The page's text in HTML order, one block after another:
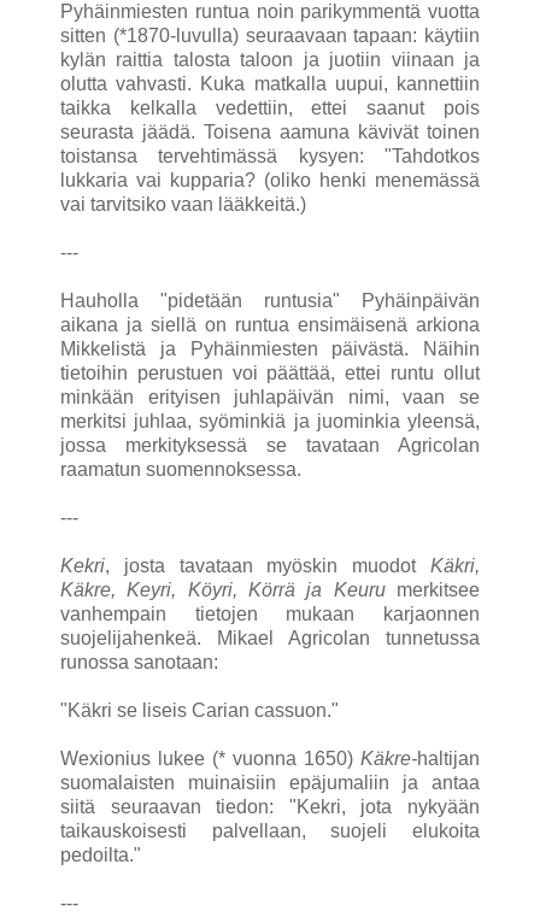
Pyhäinmiesten runtua noin parikymmentä vuotta
sitten (*1870-luvulla) seuraavaan tapaan: käytiin
kylän raittia talosta taloon ja juotiin viinaan ja
olutta vahvasti. Kuka matkalla uupui, kannettiin
taikka kelkalla vedettiin, ettei saanut pois
seurasta jäädä. Toisena aamuna kävivät toinen
toistansa tervehtimässä kysyen: "Tahdotkos
lukkaria vai kupparia? (oliko henki menemässä
vai tarvitsiko vaan lääkkeitä.)
---
Hauholla "pidetään runtusia" Pyhäinpäivän
aikana ja siellä on runtua ensimäisenä arkiona
Mikkelistä ja Pyhäinmiesten päivästä. Näihin
tietoihin perustuen voi päättää, ettei runtu ollut
minkään erityisen juhlapäivän nimi, vaan se
merkitsi juhlaa, syöminkiä ja juominkia yleensä,
jossa merkityksessä se tavataan Agricolan
raamatun suomennoksessa.
---
Kekri, josta tavataan myöskin muodot Käkri,
Käkre, Keyri, Köyri, Körrä ja Keurumerkitsee
vanhempain tietojen mukaan karjaonnen
suojelijahenkeä. Mikael Agricolan tunnetussa
runossa sanotaan:
"Käkri se liseis Carian cassuon."
Wexionius lukee (* vuonna 1650) Käkre-haltijan
suomalaisten muinaisiin epäjumaliin ja antaa
siitä seuraavan tiedon: "Kekri, jota nykyään
taikauskoisesti palvellaan, suojeli elukoita
pedoilta."
---